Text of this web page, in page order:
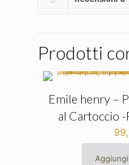
Prodotti
Emile henry –
al Cartoccio